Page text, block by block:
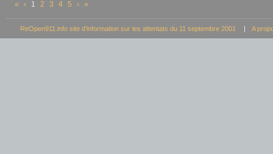
«
‹ 1 2 3 4 5 › »
ReOpen911.info site d’information sur les attentats du 11 septembre 2001 | A